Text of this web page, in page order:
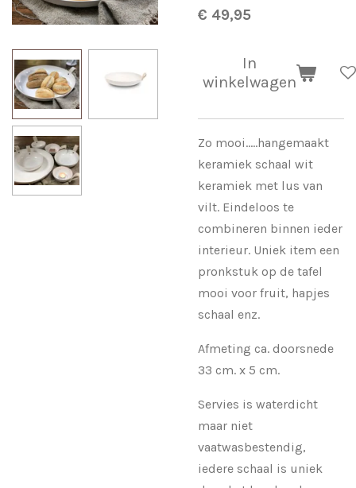
€ 49,95
In
winkelwagen
Zo mooi.....hangemaakt
keramiek schaal wit
keramiek met lus van
vilt. Eindeloos te
combineren binnen ieder
interieur. Uniek item een
pronkstuk op de tafel
mooi voor fruit, hapjes
schaal enz.
Afmeting ca. doorsnede
33 cm. x 5 cm.
Servies is waterdicht
maar niet
vaatwasbestendig,
iedere schaal is uniek